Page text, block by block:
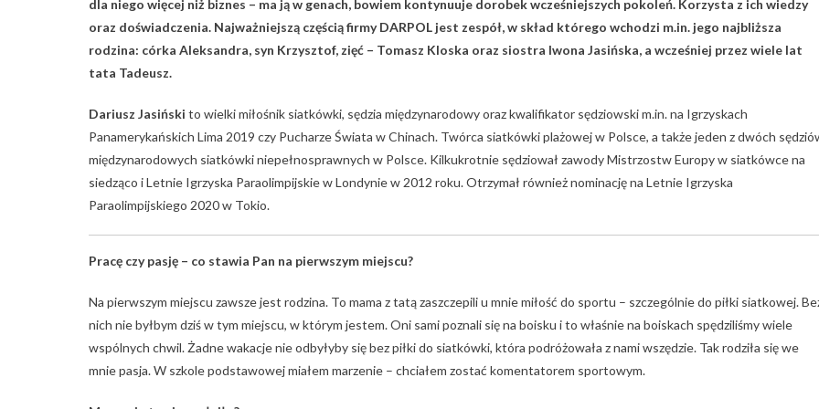
dla niego więcej niż biznes – ma ją w genach, bowiem kontynuuje dorobek wcześniejszych pokoleń. Korzysta z ich wiedzy
oraz doświadczenia. Najważniejszą częścią firmy DARPOL jest zespół, w skład którego wchodzi m.in. jego najbliższa
rodzina: córka Aleksandra, syn Krzysztof, zięć – Tomasz Kloska oraz siostra Iwona Jasińska, a wcześniej przez wiele lat
tata Tadeusz.
Dariusz Jasiński to wielki miłośnik siatkówki, sędzia międzynarodowy oraz kwalifikator sędziowski m.in. na Igrzyskach
Panamerykańskich Lima 2019 czy Pucharze Świata w Chinach. Twórca siatkówki plażowej w Polsce, a także jeden z dwóch
międzynarodowych siatkówki niepełnosprawnych w Polsce. Kilkukrotnie sędziował zawody Mistrzostw Europy w siatkówce na
siedząco i Letnie Igrzyska Paraolimpijskie w Londynie w 2012 roku. Otrzymał również nominację na Letnie Igrzyska
Paraolimpijskiego 2020 w Tokio.
Pracę czy pasję – co stawia Pan na pierwszym miejscu?
Na pierwszym miejscu zawsze jest rodzina. To mama z tatą zaszczepili u mnie miłość do sportu – szczególnie do piłki siatkowej.
nich nie byłbym dziś w tym miejscu, w którym jestem. Oni sami poznali się na boisku i to właśnie na boiskach spędziliśmy wiele
wspólnych chwil. Żadne wakacje nie odbyłyby się bez piłki do siatkówki, która podróżowała z nami wszędzie. Tak rodziła się we
mnie pasja. W szkole podstawowej miałem marzenie – chciałem zostać komentatorem sportowym.